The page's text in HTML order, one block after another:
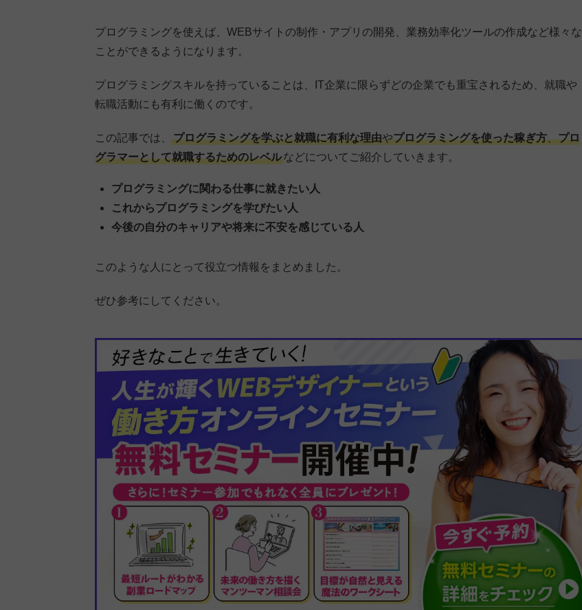
プログラミングを使えば、WEBサイトの制作・アプリの開発、業務効率化ツールの作成など様々な
ことができるようになります。
プログラミングスキルを持っていることは、IT企業に限らずどの企業でも重宝されるため、就職や
転職活動にも有利に働くのです。
この記事では、 プログラミングを学ぶと就職に有利な理由やプログラミングを使った稼ぎ方、プロ
グラマーとして就職するためのレベルなどについてご紹介していきます。
プログラミングに関わる仕事に就きたい人
これからプログラミングを学びたい人
今後の自分のキャリアや将来に不安を感じている人
このような人にとって役立つ情報をまとめました。
ぜひ参考にしてください。